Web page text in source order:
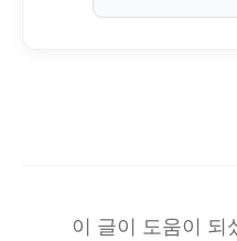
이 글이 도움이 되